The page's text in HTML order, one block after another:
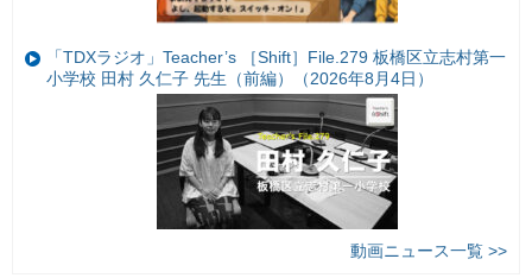
「TDXラジオ」Teacher’s ［Shift］File.279 板橋区立志村第一
小学校 田村 久仁子 先生（前編）（2026年8月4日）
動画ニュース一覧 >>